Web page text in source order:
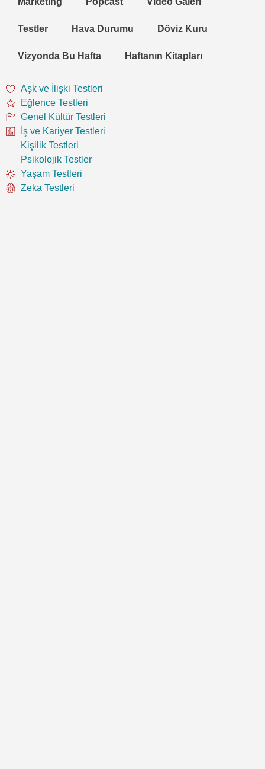
Testler Hava Durumu Döviz Kuru
Vizyonda Bu Hafta Haftanın Kitapları
Aşk ve İlişki Testleri
Eğlence Testleri
Genel Kültür Testleri
İş ve Kariyer Testleri
Kişilik Testleri
Psikolojik Testler
Yaşam Testleri
Zeka Testleri